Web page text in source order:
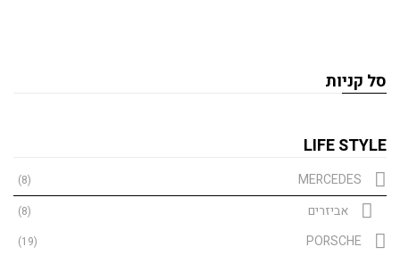
סל קניות
LIFE STYLE
MERCEDES
(8)
אביזרים (8)
PORSCHE
(19)